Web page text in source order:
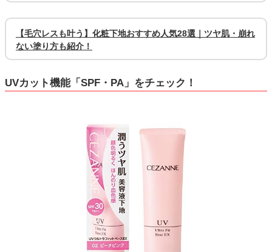
【毛穴レスも叶う】化粧下地おすすめ人気28選｜ツヤ肌・崩れ
ない塗り方も紹介！
UVカット機能「SPF・PA」をチェック！